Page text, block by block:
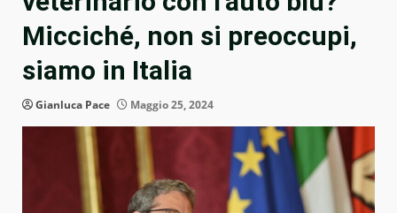
Micciché, non si preoccupi,
siamo in Italia
Gianluca Pace Maggio 25, 2024